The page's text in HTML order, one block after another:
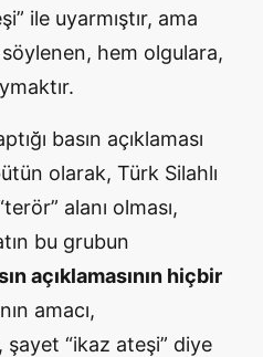
ile uyarmıştır, ama
hem olgulara,
basın açıklaması
olarak, Türk Silahlı
alanı olması,
bu grubun
açıklamasının hiçbir
amacı,
“ikaz ateşi” diye